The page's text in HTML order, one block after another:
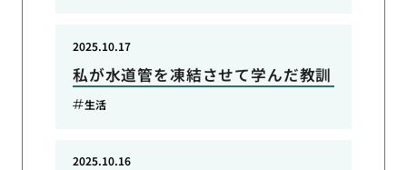
私が水道管を凍結させて学んだ教訓
2025.10.17
生活
2025.10.16